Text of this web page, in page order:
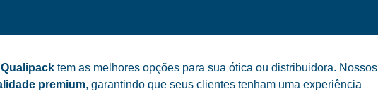
Qualipack tem as melhores opções para sua ótica ou distribuidora. Nossos
premium, garantindo que seus clientes tenham uma experiência